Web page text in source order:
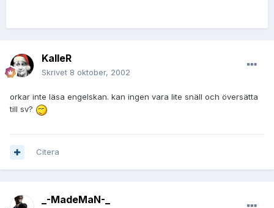
KalleR
Skrivet 8 oktober, 2002
orkar inte läsa engelskan. kan ingen vara lite snäll och översätta
till sv?
Citera
_-MadeMaN-_